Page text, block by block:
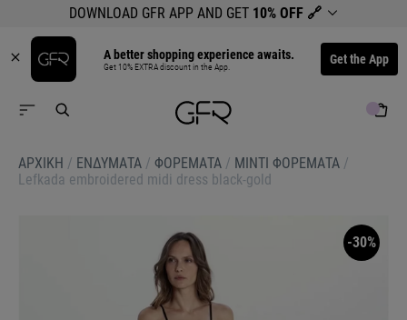
DOWNLOAD GFR APP AND GET 10% OFF 🔗
A better shopping experience awaits.
Get 10% EXTRA discount in the App. Get the App
ΑΡΧΙΚΉ / ΕΝΔΥΜΑΤΑ / ΦΟΡΕΜΑΤΑ / ΜΙΝΤΙ ΦΟΡΕΜΑΤΑ /
Lefkada embroidered midi dress black-gold
-30%